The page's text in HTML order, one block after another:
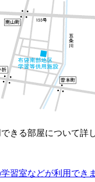
きる部屋について詳
習室などが利用でき